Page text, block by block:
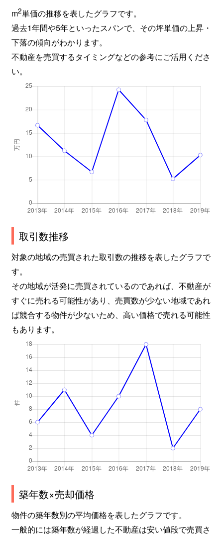
m2単価の推移を表したグラフです。
過去1年間や5年といったスパンで、その坪単価の上昇・
下落の傾向がわかります。
不動産を売買するタイミングなどの参考にご活用くださ
い。
取引数推移
対象の地域の売買された取引数の推移を表したグラフで
す。
その地域が活発に売買されているのであれば、不動産が
すぐに売れる可能性があり、売買数が少ない地域であれ
ば競合する物件が少ないため、高い価格で売れる可能性
もあります。
築年数×売却価格
物件の築年数別の平均価格を表したグラフです。
一般的には築年数が経過した不動産は安い値段で売買さ